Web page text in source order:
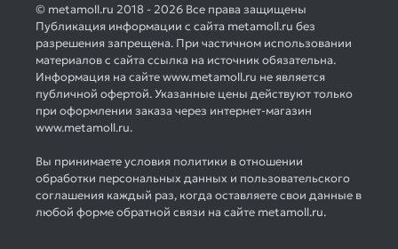
© metamoll.ru 2018 - 2026 Все права защищены
Публикация информации с сайта metamoll.ru без
разрешения запрещена. При частичном использовании
материалов с сайта ссылка на источник обязательна.
Информация на сайте www.metamoll.ru не является
публичной офертой. Указанные цены действуют только
при оформлении заказа через интернет-магазин
www.metamoll.ru.
Вы принимаете условия политики в отношении
обработки персональных данных и пользовательского
соглашения каждый раз, когда оставляете свои данные в
любой форме обратной связи на сайте metamoll.ru.